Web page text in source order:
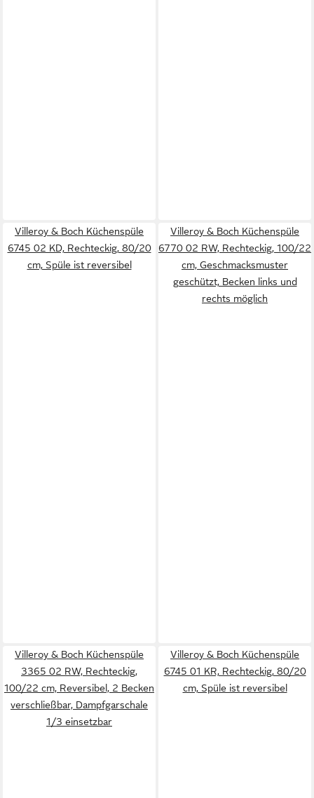
Villeroy & Boch Küchenspüle
6745 02 KD, Rechteckig, 80/20
cm, Spüle ist reversibel
Villeroy & Boch Küchenspüle
6770 02 RW, Rechteckig, 100/22
cm, Geschmacksmuster
geschützt, Becken links und
rechts möglich
Villeroy & Boch Küchenspüle
3365 02 RW, Rechteckig,
100/22 cm, Reversibel, 2 Becken
verschließbar, Dampfgarschale
1/3 einsetzbar
Villeroy & Boch Küchenspüle
6745 01 KR, Rechteckig, 80/20
cm, Spüle ist reversibel